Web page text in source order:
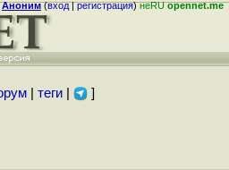
Аноним(вход|регистрация)неRUopennet.me
| теги| ]